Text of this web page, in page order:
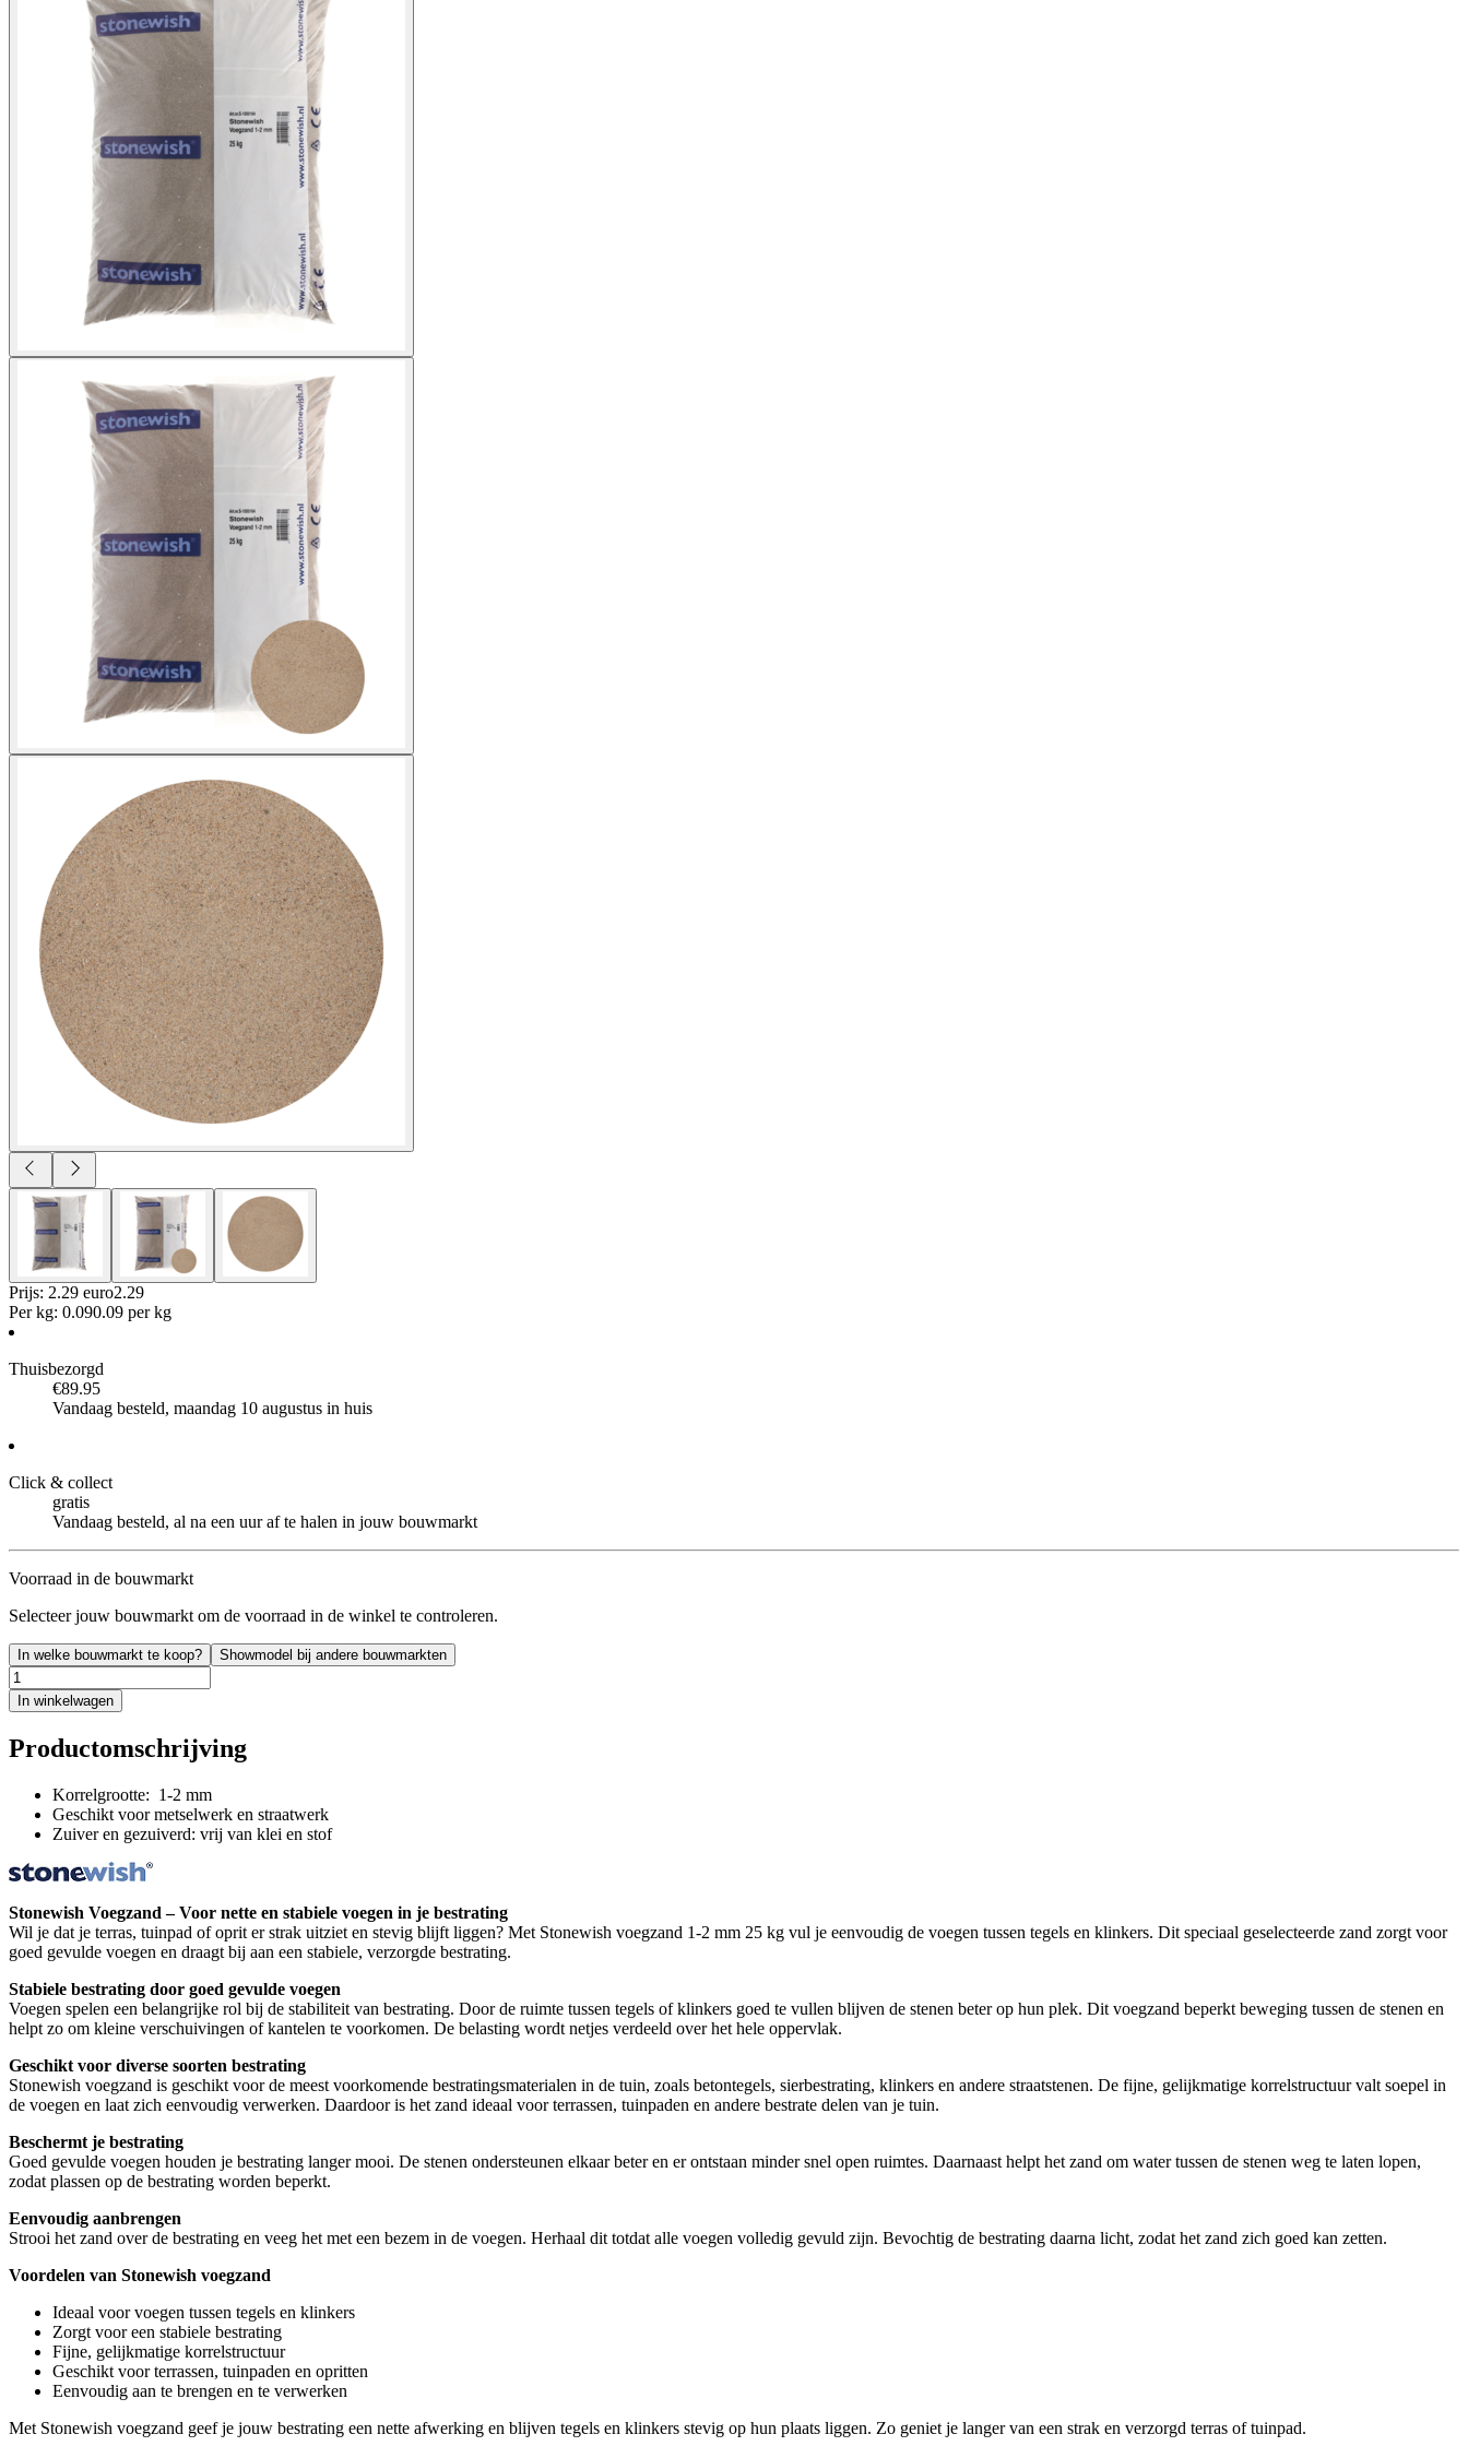
Prijs: 2.29 euro2.29
Per kg: 0.090.09 per kg
Thuisbezorgd
€89.95
Vandaag besteld, maandag 10 augustus in huis
Click & collect
gratis
Vandaag besteld, al na een uur af te halen in jouw bouwmarkt
Voorraad in de bouwmarkt
Selecteer jouw bouwmarkt om de voorraad in de winkel te controleren.
In welke bouwmarkt te koop? Showmodel bij andere bouwmarkten
In winkelwagen
Productomschrijving
Korrelgrootte: 1-2 mm
Geschikt voor metselwerk en straatwerk
Zuiver en gezuiverd: vrij van klei en stof
Stonewish Voegzand – Voor nette en stabiele voegen in je bestrating
Wil je dat je terras, tuinpad of oprit er strak uitziet en stevig blijft liggen? Met Stonewish voegzand 1-2 mm 25 kg vul je eenvoudig de voegen tussen tegels en klinkers. Dit speciaal geselecteerde zand zorgt voor
goed gevulde voegen en draagt bij aan een stabiele, verzorgde bestrating.
Stabiele bestrating door goed gevulde voegen
Voegen spelen een belangrijke rol bij de stabiliteit van bestrating. Door de ruimte tussen tegels of klinkers goed te vullen blijven de stenen beter op hun plek. Dit voegzand beperkt beweging tussen de stenen en
helpt zo om kleine verschuivingen of kantelen te voorkomen. De belasting wordt netjes verdeeld over het hele oppervlak.
Geschikt voor diverse soorten bestrating
Stonewish voegzand is geschikt voor de meest voorkomende bestratingsmaterialen in de tuin, zoals betontegels, sierbestrating, klinkers en andere straatstenen. De fijne, gelijkmatige korrelstructuur valt soepel in
de voegen en laat zich eenvoudig verwerken. Daardoor is het zand ideaal voor terrassen, tuinpaden en andere bestrate delen van je tuin.
Beschermt je bestrating
Goed gevulde voegen houden je bestrating langer mooi. De stenen ondersteunen elkaar beter en er ontstaan minder snel open ruimtes. Daarnaast helpt het zand om water tussen de stenen weg te laten lopen,
zodat plassen op de bestrating worden beperkt.
Eenvoudig aanbrengen
Strooi het zand over de bestrating en veeg het met een bezem in de voegen. Herhaal dit totdat alle voegen volledig gevuld zijn. Bevochtig de bestrating daarna licht, zodat het zand zich goed kan zetten.
Voordelen van Stonewish voegzand
Ideaal voor voegen tussen tegels en klinkers
Zorgt voor een stabiele bestrating
Fijne, gelijkmatige korrelstructuur
Geschikt voor terrassen, tuinpaden en opritten
Eenvoudig aan te brengen en te verwerken
Met Stonewish voegzand geef je jouw bestrating een nette afwerking en blijven tegels en klinkers stevig op hun plaats liggen. Zo geniet je langer van een strak en verzorgd terras of tuinpad.